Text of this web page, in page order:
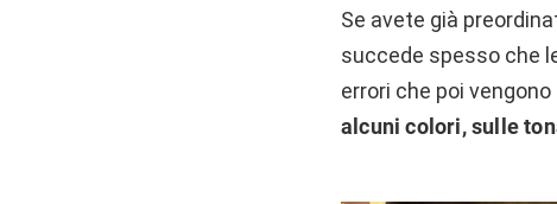
Se avete già
succede spesso che
errori che poi
alcuni colori, sulle